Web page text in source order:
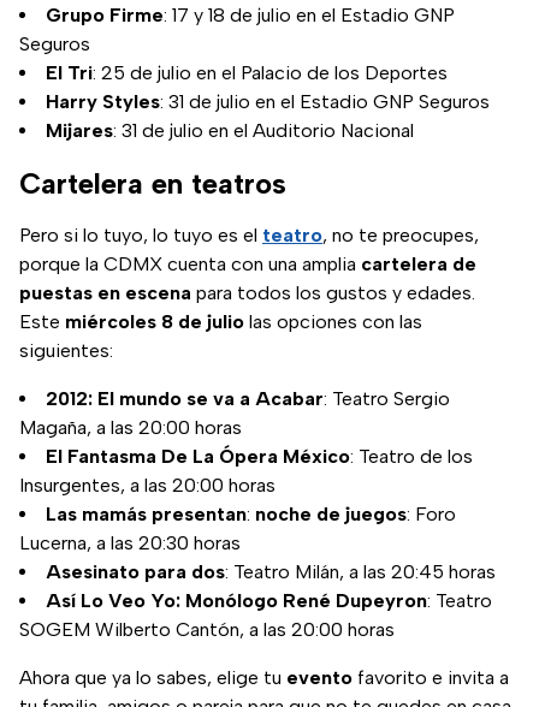
Grupo Firme: 17 y 18 de julio en el Estadio GNP
Seguros
El Tri: 25 de julio en el Palacio de los Deportes
Harry Styles: 31 de julio en el Estadio GNP Seguros
Mijares: 31 de julio en el Auditorio Nacional
Cartelera en teatros
Pero si lo tuyo, lo tuyo es el teatro, no te preocupes,
porque la CDMX cuenta con una amplia cartelera de
puestas en escena para todos los gustos y edades.
Este miércoles 8 de julio las opciones con las
siguientes:
2012: El mundo se va a Acabar: Teatro Sergio
Magaña, a las 20:00 horas
El Fantasma De La Ópera México: Teatro de los
Insurgentes, a las 20:00 horas
Las mamás presentan: noche de juegos: Foro
Lucerna, a las 20:30 horas
Asesinato para dos: Teatro Milán, a las 20:45 horas
Así Lo Veo Yo: Monólogo René Dupeyron: Teatro
SOGEM Wilberto Cantón, a las 20:00 horas
Ahora que ya lo sabes, elige tu evento favorito e invita a